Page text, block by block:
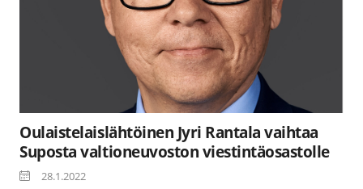
Oulaistelaislähtöinen Jyri Rantala vaihtaa
Suposta valtioneuvoston viestintäosastolle
28.1.2022